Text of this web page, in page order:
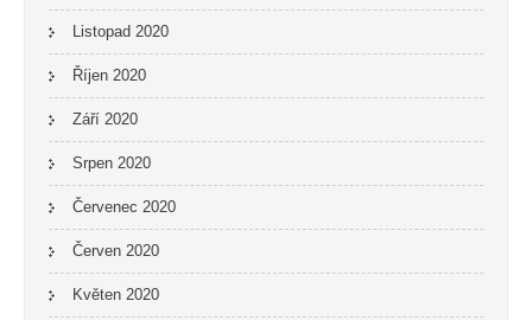
Listopad 2020
Říjen 2020
Září 2020
Srpen 2020
Červenec 2020
Červen 2020
Květen 2020